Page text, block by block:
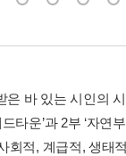
바 있는 시인의
타운’과 2부 ‘자연
적, 계급적, 생태